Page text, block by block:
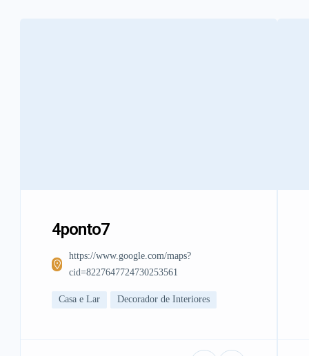
4ponto7
https://www.google.com/maps?
cid=8227647724730253561
Casa e Lar Decorador de Interiores